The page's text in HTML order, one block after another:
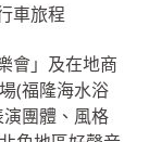
車旅程
會」及在地商
(福隆海水浴
團體、風格